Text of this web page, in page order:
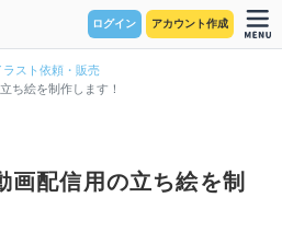
ログイン アカウント作成
ラスト依頼・販売
ち絵を制作します！
画配信用の立ち絵を制